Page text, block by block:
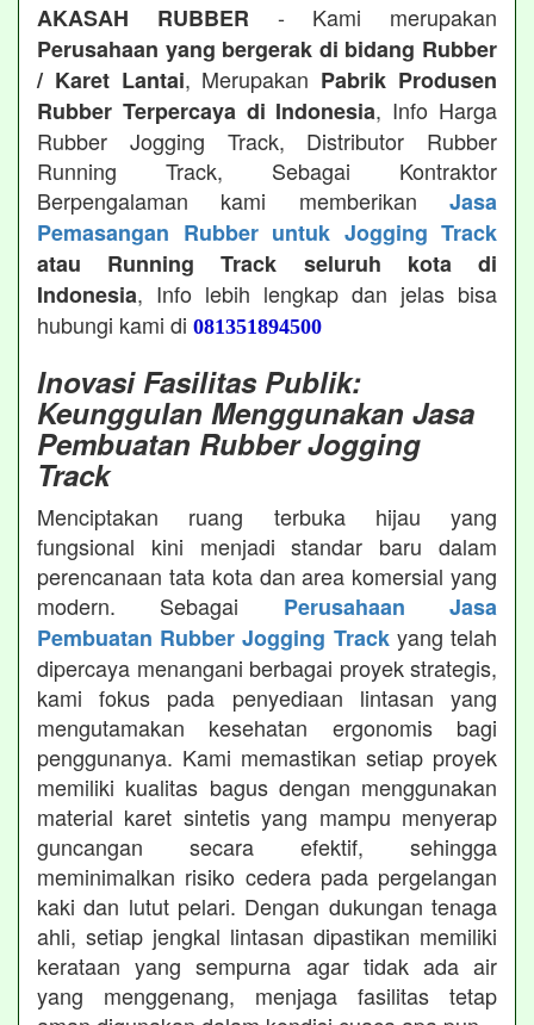
AKASAH RUBBER - Kami merupakan
Perusahaan yang bergerak di bidang Rubber
/ Karet Lantai, Merupakan Pabrik Produsen
Rubber Terpercaya di Indonesia, Info Harga
Rubber Jogging Track, Distributor Rubber
Running Track, Sebagai Kontraktor
Berpengalaman kami memberikan Jasa
Pemasangan Rubber untuk Jogging Track
atau Running Track seluruh kota di
Indonesia, Info lebih lengkap dan jelas bisa
hubungi kami di 081351894500
Inovasi Fasilitas Publik:
Keunggulan Menggunakan Jasa
Pembuatan Rubber Jogging
Track
Menciptakan ruang terbuka hijau yang
fungsional kini menjadi standar baru dalam
perencanaan tata kota dan area komersial yang
modern. Sebagai Perusahaan Jasa
Pembuatan Rubber Jogging Trackyang telah
dipercaya menangani berbagai proyek strategis,
kami fokus pada penyediaan lintasan yang
mengutamakan kesehatan ergonomis bagi
penggunanya. Kami memastikan setiap proyek
memiliki kualitas bagus dengan menggunakan
material karet sintetis yang mampu menyerap
guncangan secara efektif, sehingga
meminimalkan risiko cedera pada pergelangan
kaki dan lutut pelari. Dengan dukungan tenaga
ahli, setiap jengkal lintasan dipastikan memiliki
kerataan yang sempurna agar tidak ada air
yang menggenang, menjaga fasilitas tetap